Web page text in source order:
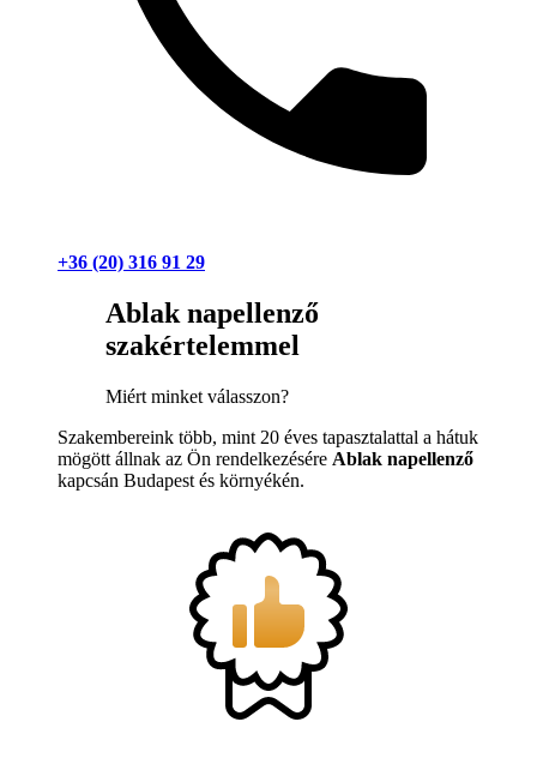
+36 (20) 316 91 29
Ablak napellenző
szakértelemmel
Miért minket válasszon?
Szakembereink több, mint 20 éves tapasztalattal a hátuk
mögött állnak az Ön rendelkezésére Ablak napellenző
kapcsán Budapest és környékén.